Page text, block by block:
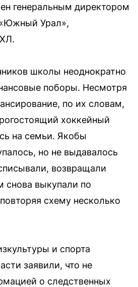
генеральным директором
«Южный Урал»,
школы неоднократно
поборы. Несмотря
по их словам,
хоккейный
на семьи. Якобы
но не выдавалось
возвращали
снова выкупали по
схему несколько
и спорта
заявили, что не
о следственных